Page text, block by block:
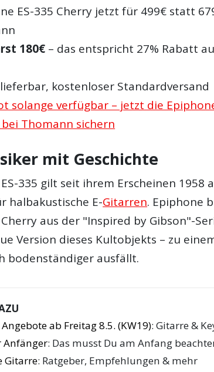
ES-335 Cherry jetzt für 499€ statt
180€ – das entspricht 27% Rabatt
kostenloser Standardversand
solange verfügbar – jetzt die
Thomann sichern
mit Geschichte
335 gilt seit ihrem Erscheinen 1958
halbakustische E-Gitarren. Epiphone
aus der "Inspired by Gibson"-
Version dieses Kultobjekts – zu
bodenständiger ausfällt.
ab Freitag 8.5. (KW19): Gitarre &
Anfänger: Das musst Du am Anfang
Gitarre: Ratgeber, Empfehlungen & mehr